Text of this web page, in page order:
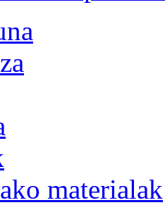
materialak